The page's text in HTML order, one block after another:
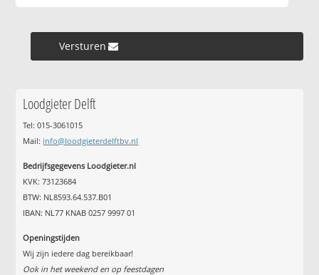
Versturen »
Loodgieter Delft
Tel: 015-3061015
Mail: info@loodgieterdelftbv.nl
Bedrijfsgegevens Loodgieter.nl
KVK: 73123684
BTW: NL8593.64.537.B01
IBAN: NL77 KNAB 0257 9997 01
Openingstijden
Wij zijn iedere dag bereikbaar!
Ook in het weekend en op feestdagen